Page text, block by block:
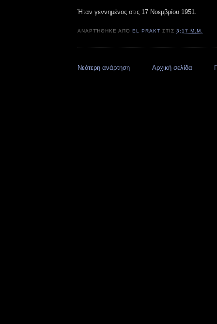
Ήταν γεννημένος στις 17 Νοεμβρίου 1951.
ΑΝΑΡΤΉΘΗΚΕ ΑΠΌEL PRAKT ΣΤΙΣ3:17 Μ.Μ.
Νεότερη ανάρτηση Αρχική σελίδα